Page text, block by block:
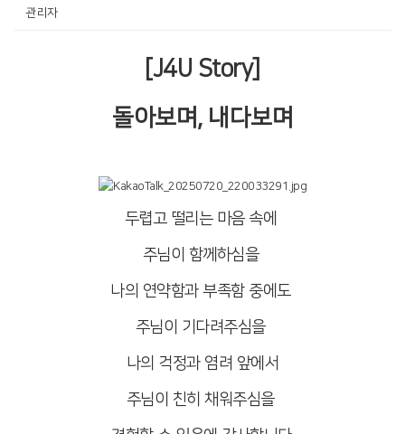
관리자
[J4U Story]
돌아보며, 내다보며
두렵고 떨리는 마음 속에
주님이 함께하심을
나의 연약함과 부족함 중에도
주님이 기다려주심을
나의 걱정과 염려 앞에서
주님이 친히 채워주심을